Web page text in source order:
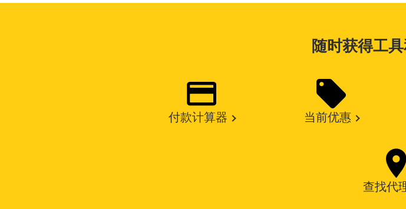
随时获得工
付款计算器 当前优惠
查找代